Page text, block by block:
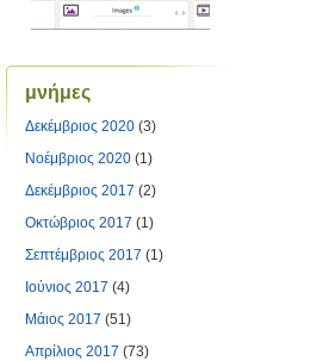
μνήμες
Δεκέμβριος 2020 (3)
Νοέμβριος 2020 (1)
Δεκέμβριος 2017 (2)
Οκτώβριος 2017 (1)
Σεπτέμβριος 2017 (1)
Ιούνιος 2017 (4)
Μάιος 2017 (51)
Απρίλιος 2017 (73)